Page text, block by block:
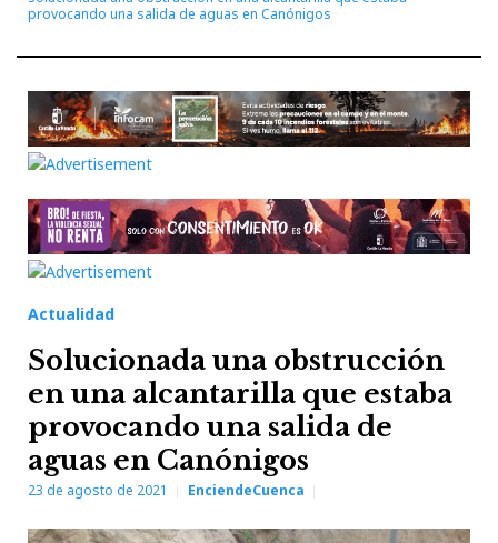
provocando una salida de aguas en Canónigos
Actualidad
Solucionada una obstrucción
en una alcantarilla que estaba
provocando una salida de
aguas en Canónigos
23 de agosto de 2021 EnciendeCuenca